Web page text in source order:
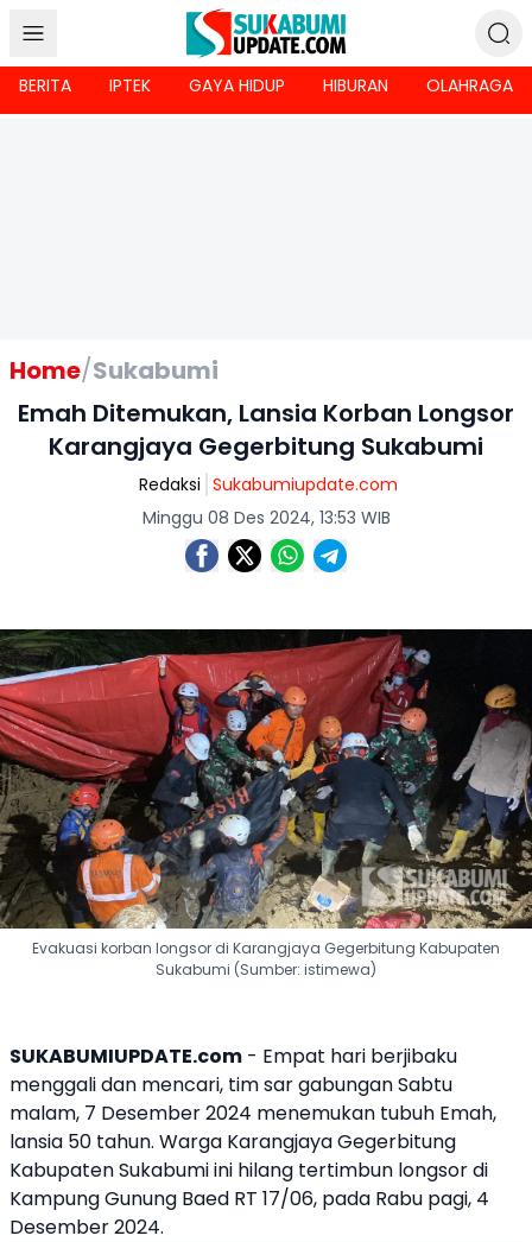
BERITA IPTEK GAYA HIDUP HIBURAN OLAHRAGA
Home/Sukabumi
Emah Ditemukan, Lansia Korban Longsor
Karangjaya Gegerbitung Sukabumi
Redaksi Sukabumiupdate.com
Minggu 08 Des 2024, 13:53 WIB
Evakuasi korban longsor di Karangjaya Gegerbitung Kabupaten
Sukabumi (Sumber: istimewa)
SUKABUMIUPDATE.com - Empat hari berjibaku
menggali dan mencari, tim sar gabungan Sabtu
malam, 7 Desember 2024 menemukan tubuh Emah,
lansia 50 tahun. Warga Karangjaya Gegerbitung
Kabupaten Sukabumi ini hilang tertimbun longsor di
Kampung Gunung Baed RT 17/06, pada Rabu pagi, 4
Desember 2024.